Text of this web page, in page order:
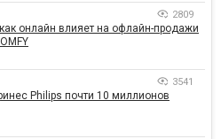
2809
онлайн влияет на офлайн-продажи
3541
Philips почти 10 миллионов